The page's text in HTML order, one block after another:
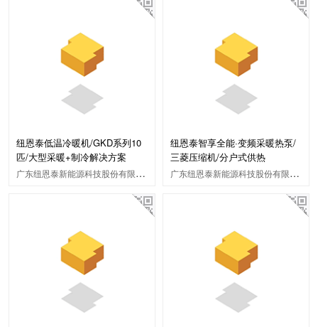
纽恩泰低温冷暖机/GKD系列10
匹/大型采暖+制冷解决方案
广东纽恩泰新能源科技股份有限公司
纽恩泰智享全能·变频采暖热泵/
三菱压缩机/分户式供热
广东纽恩泰新能源科技股份有限公司